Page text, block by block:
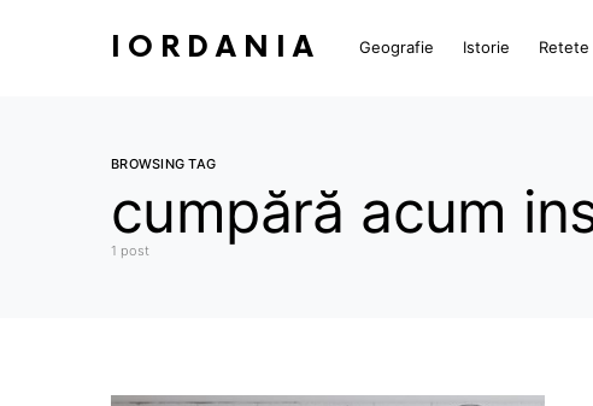
IORDANIA Geografie Istorie Retete
BROWSING TAG
cumpără acum
1 post